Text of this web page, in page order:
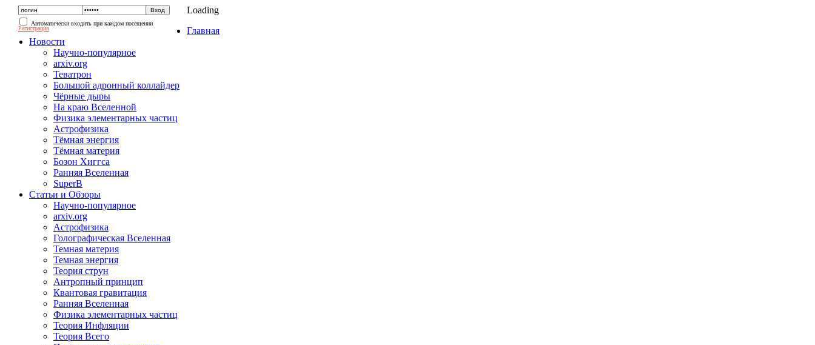
Автоматически входить при каждом посещении
Регистрация
Loading
Главная
Новости
Научно-популярное
arxiv.org
Теватрон
Большой адронный коллайдер
Чёрные дыры
На краю Вселенной
Физика элементарных частиц
Астрофизика
Тёмная энергия
Тёмная материя
Бозон Хиггса
Ранняя Вселенная
SuperB
Статьи и Обзоры
Научно-популярное
arxiv.org
Астрофизика
Голографическая Вселенная
Темная материя
Темная энергия
Теория струн
Антропный принцип
Квантовая гравитация
Ранняя Вселенная
Физика элементарных частиц
Теория Инфляции
Теория Всего